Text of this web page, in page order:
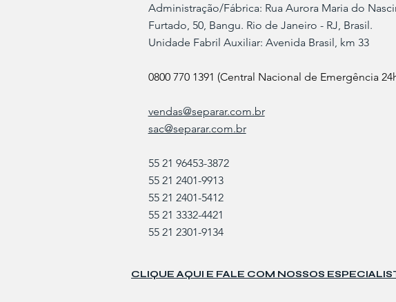
Administração/Fábrica: Rua Aurora Maria do
Furtado, 50, Bangu. Rio de Janeiro - RJ, Brasil.
​Unidade Fabril Auxiliar: Avenida Brasil, km 33
0800 770 1391 (Central Nacional de Emergência
vendas@separar.com.br
sac@separar.com.br
55 21 96453-3872
55 21 2401-9913
55 21 2401-5412
55 21 3332-4421
55 21 2301-9134
CLIQUE AQUI E FALE COM NOSSOS